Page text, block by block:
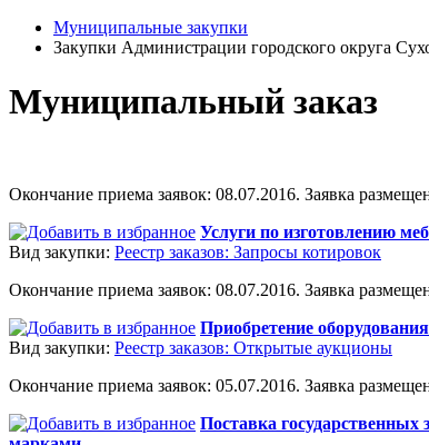
Муниципальные закупки
Закупки Администрации городского округа
Муниципальный заказ
Окончание приема заявок: 08.07.2016. Заявка
Услуги по изготовлению
Вид закупки: Реестр заказов: Запросы котировок
Окончание приема заявок: 08.07.2016. Заявка
Приобретение
Вид закупки: Реестр заказов: Открытые аукционы
Окончание приема заявок: 05.07.2016. Заявка
Поставка